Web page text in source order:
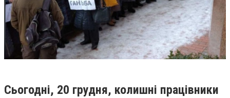
Сьогодні, 20 грудня, колишні працівники